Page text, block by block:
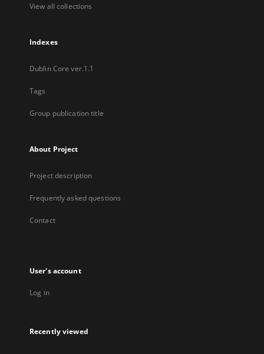
View all collections
Indexes
Dublin Core ver.1.1
Tags
Group publication title
About Project
Project description
Frequently asked questions
Contact
User's account
Log in
Recently viewed